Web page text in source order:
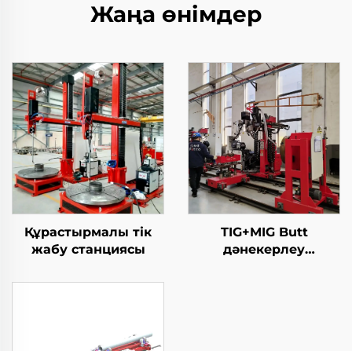
Жаңа өнімдер
Құрастырмалы тік
жабу станциясы
TIG+MIG Butt
дәнекерлеу